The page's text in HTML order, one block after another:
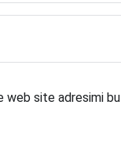
web site adresimi bu